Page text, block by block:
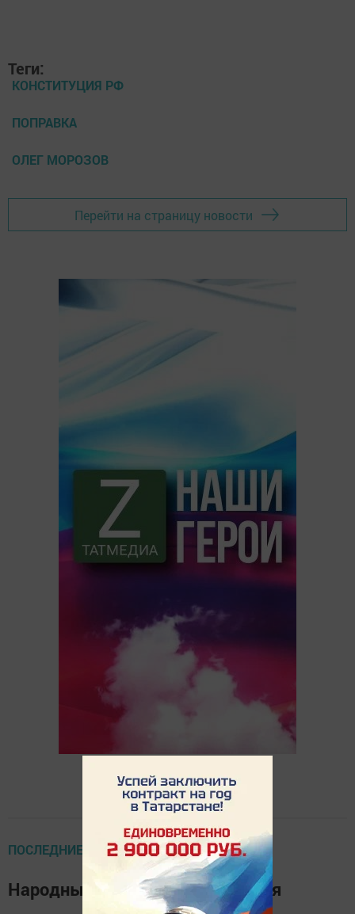
Теги:
КОНСТИТУЦИЯ РФ
ПОПРАВКА
ОЛЕГ МОРОЗОВ
Перейти на страницу новости
ПОСЛЕДНИЕ НОВОСТИ
Народные приметы на 20 апреля